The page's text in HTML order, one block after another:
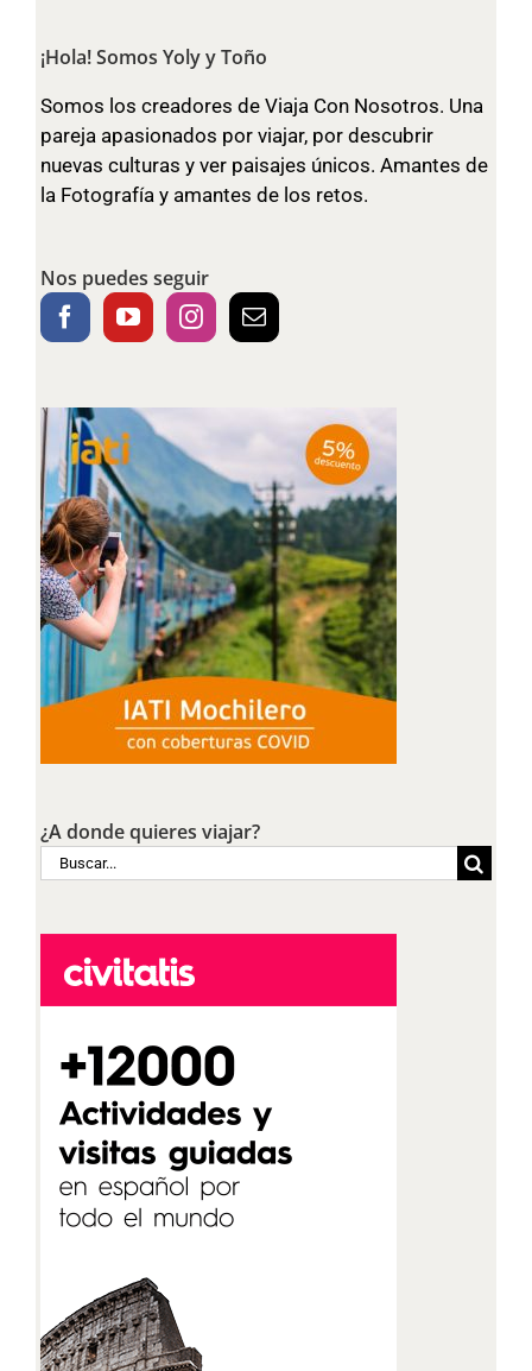
¡Hola! Somos Yoly y Toño
Somos los creadores de Viaja Con Nosotros. Una
pareja apasionados por viajar, por descubrir
nuevas culturas y ver paisajes únicos. Amantes de
la Fotografía y amantes de los retos.
Nos puedes seguir
¿A donde quieres viajar?
Buscar: